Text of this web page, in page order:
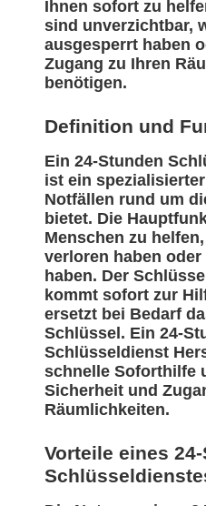
Ihnen sofort zu
sind unverzichtbar,
ausgesperrt haben
Zugang zu Ihren
benötigen.
Definition und
Ein 24-Stunden
ist ein
Notfällen rund um
bietet. Die
Menschen zu
verloren haben
haben. Der
kommt sofort zur
ersetzt bei Bedarf
Schlüssel. Ein 24-
Schlüsseldienst
schnelle Soforthilfe
Sicherheit und
Räumlichkeiten.
Vorteile eines